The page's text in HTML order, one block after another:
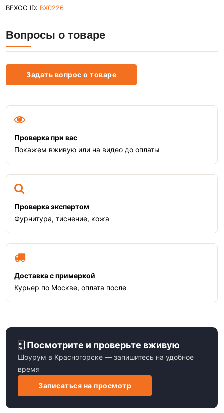
BEXOO ID: BX0226
Вопросы о товаре
Задать вопрос о товаре
Проверка при вас
Покажем вживую или на видео до оплаты
Проверка экспертом
Фурнитура, тиснение, кожа
Доставка с примеркой
Курьер по Москве, оплата после
Посмотрите и проверьте вживую
Шоурум в Красногорске — запишитесь на удобное
время
Записаться на просмотр